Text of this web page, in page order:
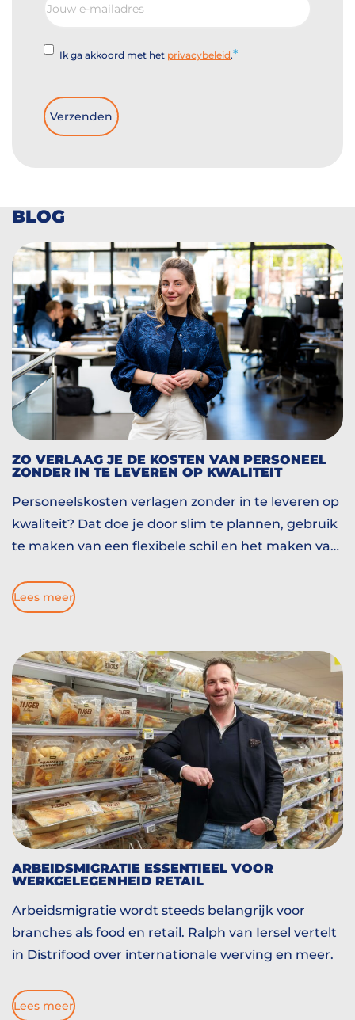
Instemming
Ik ga akkoord met het privacybeleid.
BLOG
ZO VERLAAG JE DE KOSTEN VAN PERSONEEL
ZONDER IN TE LEVEREN OP KWALITEIT
Personeelskosten verlagen zonder in te leveren op
kwaliteit? Dat doe je door slim te plannen, gebruik
te maken van een flexibele schil en het maken van
gauw verder!
Lees meer
ARBEIDSMIGRATIE ESSENTIEEL VOOR
WERKGELEGENHEID RETAIL
Arbeidsmigratie wordt steeds belangrijk voor
branches als food en retail. Ralph van Iersel vertelt
in Distrifood over internationale werving en meer.
Lees meer